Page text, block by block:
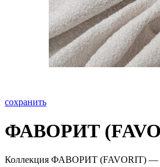
сохранить
ФАВОРИТ
Коллекция ФАВОРИТ (FAVORIT) —